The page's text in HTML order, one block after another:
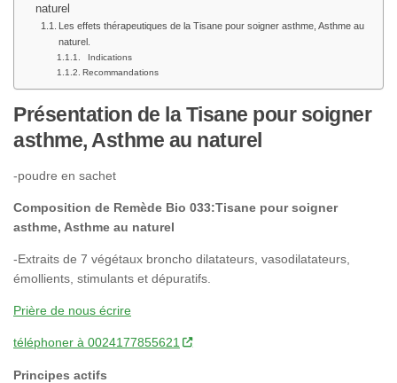
naturel
Les effets thérapeutiques de la Tisane pour soigner asthme, Asthme au
naturel.
Indications
Recommandations
Présentation de laTisane pour soigner
asthme, Asthme au naturel
-poudre en sachet
Composition de Remède Bio 033:Tisane pour soigner
asthme, Asthme au naturel
-Extraits de 7 végétaux broncho dilatateurs, vasodilatateurs,
émollients, stimulants et dépuratifs.
Prière de nous écrire
téléphoner à 0024177855621
Principes actifs